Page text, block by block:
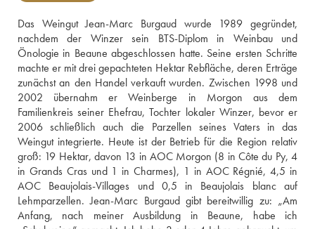
Das Weingut Jean-Marc Burgaud wurde 1989 gegründet,
nachdem der Winzer sein BTS-Diplom in Weinbau und
Önologie in Beaune abgeschlossen hatte. Seine ersten Schritte
machte er mit drei gepachteten Hektar Rebfläche, deren Erträge
zunächst an den Handel verkauft wurden. Zwischen 1998 und
2002 übernahm er Weinberge in Morgon aus dem
Familienkreis seiner Ehefrau, Tochter lokaler Winzer, bevor er
2006 schließlich auch die Parzellen seines Vaters in das
Weingut integrierte. Heute ist der Betrieb für die Region relativ
groß: 19 Hektar, davon 13 in AOC Morgon (8 in Côte du Py, 4
in Grands Cras und 1 in Charmes), 1 in AOC Régnié, 4,5 in
AOC Beaujolais-Villages und 0,5 in Beaujolais blanc auf
Lehmparzellen. Jean-Marc Burgaud gibt bereitwillig zu: „Am
Anfang, nach meiner Ausbildung in Beaune, habe ich